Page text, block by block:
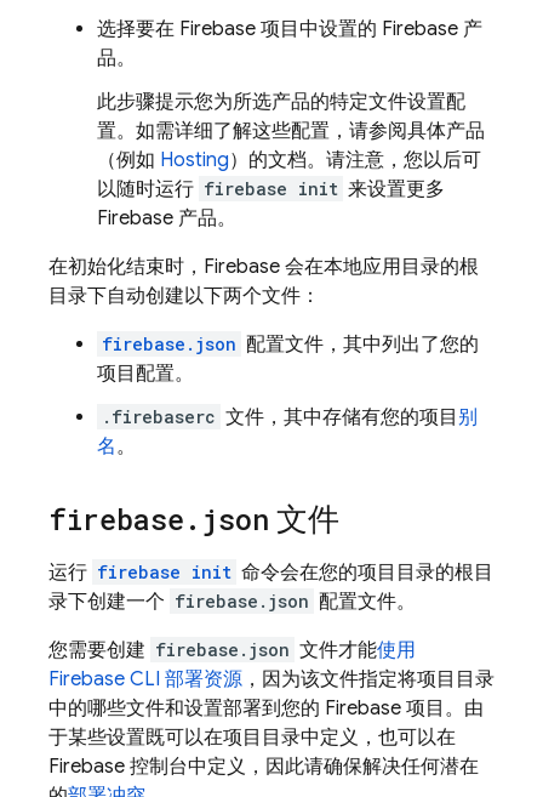
选择要在 Firebase 项目中设置的 Firebase 产
品。
此步骤提示您为所选产品的特定文件设置配
置。如需详细了解这些配置，请参阅具体产品
（例如 Hosting）的文档。请注意，您以后可
以随时运行 firebase init 来设置更多
Firebase 产品。
在初始化结束时，Firebase 会在本地应用目录的根
目录下自动创建以下两个文件：
firebase.json 配置文件，其中列出了您的
项目配置。
.firebaserc 文件，其中存储有您的项目 别
名。
firebase. json 文件
运行 firebase init 命令会在您的项目目录的根目
录下创建一个 firebase.json 配置文件。
您需要创建 firebase.json 文件才能使用
Firebase CLI 部署资源 ，因为该文件指定将项目目录
中的哪些文件和设置部署到您的 Firebase 项目。由
于某些设置既可以在项目目录中定义，也可以在
Firebase 控制台中定义，因此请确保解决任何潜在